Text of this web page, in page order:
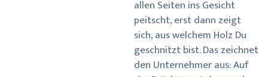
allen Seiten ins Gesicht
peitscht, erst dann zeigt
sich, aus welchem Holz Du
geschnitzt bist. Das zeichnet
den Unternehmer aus: Auf